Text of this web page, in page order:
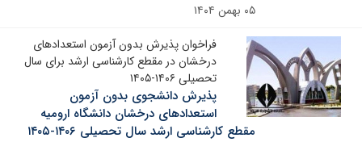
۰۵ بهمن ۱۴۰۴
فراخوان پذیرش بدون آزمون استعدادهای
درخشان در مقطع کارشناسی ارشد برای سال
تحصیلی ۱۴۰۶-۱۴۰۵
پذیرش دانشجوی بدون آزمون
استعدادهای درخشان دانشگاه ارومیه
مقطع کارشناسی ارشد سال تحصیلی ۱۴۰۶-۱۴۰۵